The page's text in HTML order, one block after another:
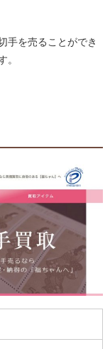
手を売ることができ
。